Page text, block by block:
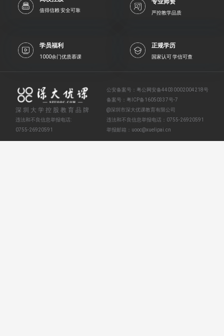
值得信赖 安全可靠 严控教学品质
学员福利
1000余门优质慕课
正规学历
国家认可 学信可查
深圳大学控股教育品牌
违法和不良信息举报电话:
0755-26920591
公安备案号： 粤公网安备44030002004218号
备案号： 粤ICP备16050337号-7
@深圳市深大优课教育有限公司
违法和不良信息举报电话： 0755-26920591
举报邮箱： uooc@xuelipai.cn